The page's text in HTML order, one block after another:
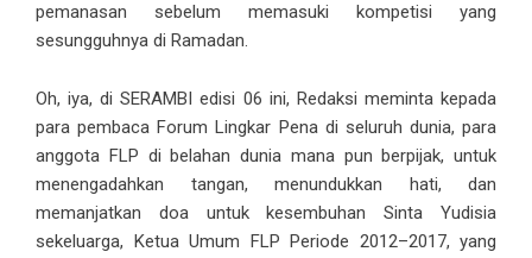
pemanasan sebelum memasuki kompetisi yang
sesungguhnya di Ramadan.
Oh, iya, di SERAMBI edisi 06 ini, Redaksi meminta kepada
para pembaca Forum Lingkar Pena di seluruh dunia, para
anggota FLP di belahan dunia mana pun berpijak, untuk
menengadahkan tangan, menundukkan hati, dan
memanjatkan doa untuk kesembuhan Sinta Yudisia
sekeluarga, Ketua Umum FLP Periode 2012–2017, yang